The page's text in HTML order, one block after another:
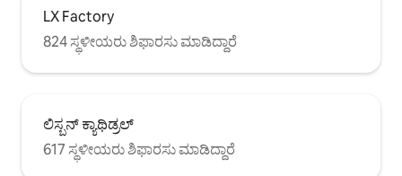
LX Factory
824 ಸ್ಥಳೀಯರು ಶಿಫಾರಸು ಮಾಡಿದ್ದಾರೆ
ಲಿಸ್ಬನ್ ಕ್ಯಾಥಿಡ್ರಲ್
617 ಸ್ಥಳೀಯರು ಶಿಫಾರಸು ಮಾಡಿದ್ದಾರೆ